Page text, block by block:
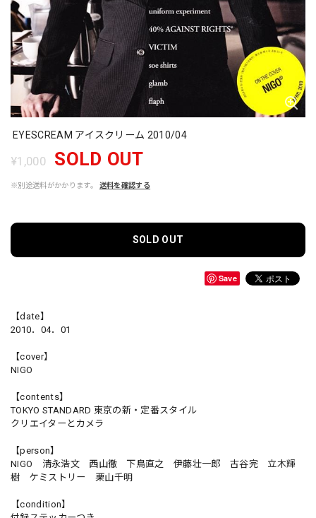
EYESCREAM アイスクリーム 2010/04
¥1,000 SOLD OUT
※別途送料がかかります。 送料を確認する
SOLD OUT
Save
【date】
2010．04．01
【cover】
NIGO
【contents】
TOKYO STANDARD 東京の新・定番スタイル
クリエイターとカメラ
【person】
NIGO 清永浩文 西山徹 下鳥直之 伊藤壮一郎 古谷完 立木輝
樹 ケミストリー 栗山千明
【condition】